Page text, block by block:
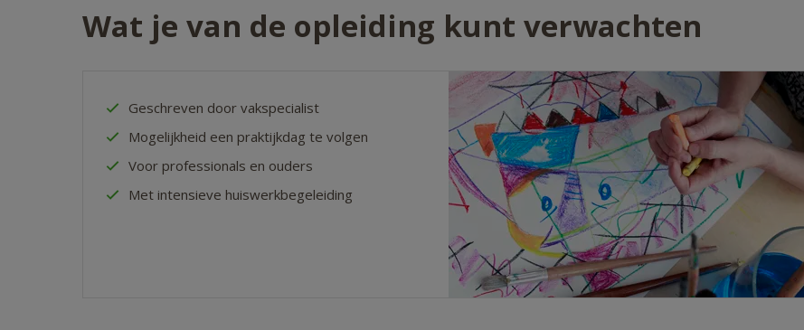
Wat je van de opleiding kunt verwachten
Geschreven door vakspecialist
Mogelijkheid een praktijkdag te volgen
Voor professionals en ouders
Met intensieve huiswerkbegeleiding